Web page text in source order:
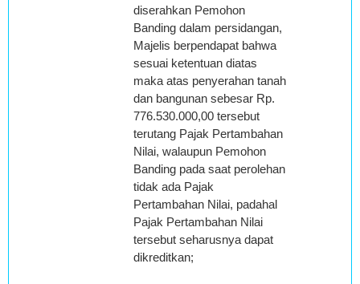
diserahkan Pemohon
Banding dalam persidangan,
Majelis berpendapat bahwa
sesuai ketentuan diatas
maka atas penyerahan tanah
dan bangunan sebesar Rp.
776.530.000,00 tersebut
terutang Pajak Pertambahan
Nilai, walaupun Pemohon
Banding pada saat perolehan
tidak ada Pajak
Pertambahan Nilai, padahal
Pajak Pertambahan Nilai
tersebut seharusnya dapat
dikreditkan;